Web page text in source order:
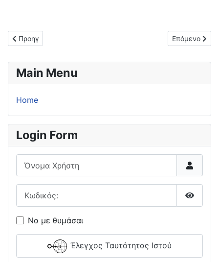
Προηγούμενο άρθρο: Στρατηγική συνεργασία του ΑΟ Κέρκυρας
Προηγ Επόμενο
Επόμενο
Main Menu
Home
Login Form
Όνομα Χρήστη
Να με θυμάσαι
Έλεγχος Ταυτότητας Ιστού